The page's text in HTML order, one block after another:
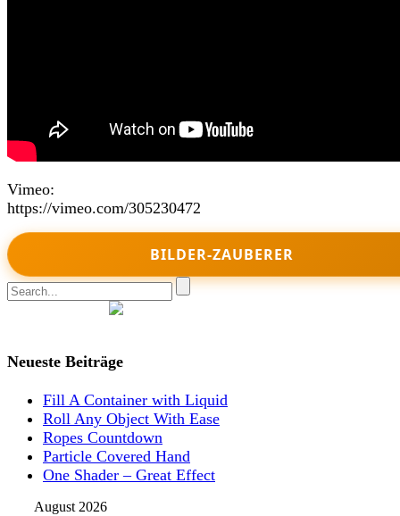
Vimeo:
https://vimeo.com/305230472
BILDER-ZAUBERER
Neueste Beiträge
Fill A Container with Liquid
Roll Any Object With Ease
Ropes Countdown
Particle Covered Hand
One Shader – Great Effect
August 2026